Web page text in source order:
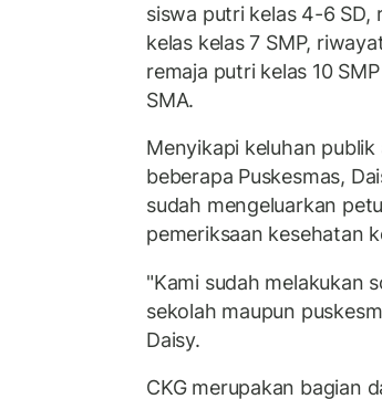
siswa putri kelas 4-6 SD,
kelas kelas 7 SMP,
remaja putri kelas 10
SMA.
Menyikapi keluhan
beberapa Puskesmas,
sudah mengeluarkan
pemeriksaan kesehatan
"Kami sudah melakukan
sekolah maupun
Daisy.
CKG merupakan bagian